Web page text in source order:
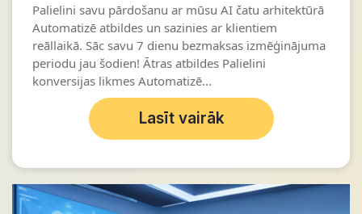
Palielini savu pārdošanu ar mūsu AI čatu arhitektūrā
Automatizē atbildes un sazinies ar klientiem
reāllaikā. Sāc savu 7 dienu bezmaksas izmēģinājuma
periodu jau šodien! Ātras atbildes Palielini
konversijas likmes Automatizē...
Lasīt vairāk